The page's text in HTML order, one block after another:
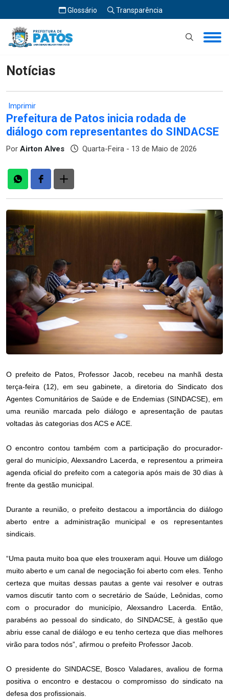
Glossário Transparência
Início Notícias
Notícias
Imprimir
Prefeitura de Patos inicia rodada de
diálogo com representantes do SINDACSE
Por Airton Alves Quarta-Feira - 13 de Maio de 2026
O prefeito de Patos, Professor Jacob, recebeu na manhã desta
terça-feira (12), em seu gabinete, a diretoria do Sindicato dos
Agentes Comunitários de Saúde e de Endemias (SINDACSE), em
uma reunião marcada pelo diálogo e apresentação de pautas
voltadas às categorias dos ACS e ACE.
O encontro contou também com a participação do procurador-
geral do município, Alexsandro Lacerda, e representou a primeira
agenda oficial do prefeito com a categoria após mais de 30 dias à
frente da gestão municipal.
Durante a reunião, o prefeito destacou a importância do diálogo
aberto entre a administração municipal e os representantes
sindicais.
“Uma pauta muito boa que eles trouxeram aqui. Houve um diálogo
muito aberto e um canal de negociação foi aberto com eles. Tenho
certeza que muitas dessas pautas a gente vai resolver e outras
vamos discutir tanto com o secretário de Saúde, Leônidas, como
com o procurador do município, Alexsandro Lacerda. Então,
parabéns ao pessoal do sindicato, do SINDACSE, à gestão que
abriu esse canal de diálogo e eu tenho certeza que dias melhores
virão para todos nós”, afirmou o prefeito Professor Jacob.
O presidente do SINDACSE, Bosco Valadares, avaliou de forma
positiva o encontro e destacou o compromisso do sindicato na
defesa dos profissionais.